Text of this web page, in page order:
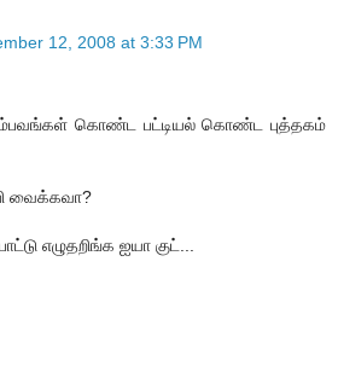
12, 2008 at 3:33 PM
கொண்ட பட்டியல் கொண்ட புத்தகம்
வைக்கவா?
எழுதறிங்க ஐயா குட்...